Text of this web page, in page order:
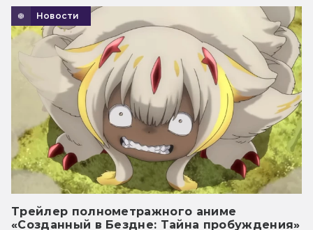
Новости
Трейлер полнометражного аниме
«Созданный в Бездне: Тайна пробуждения»